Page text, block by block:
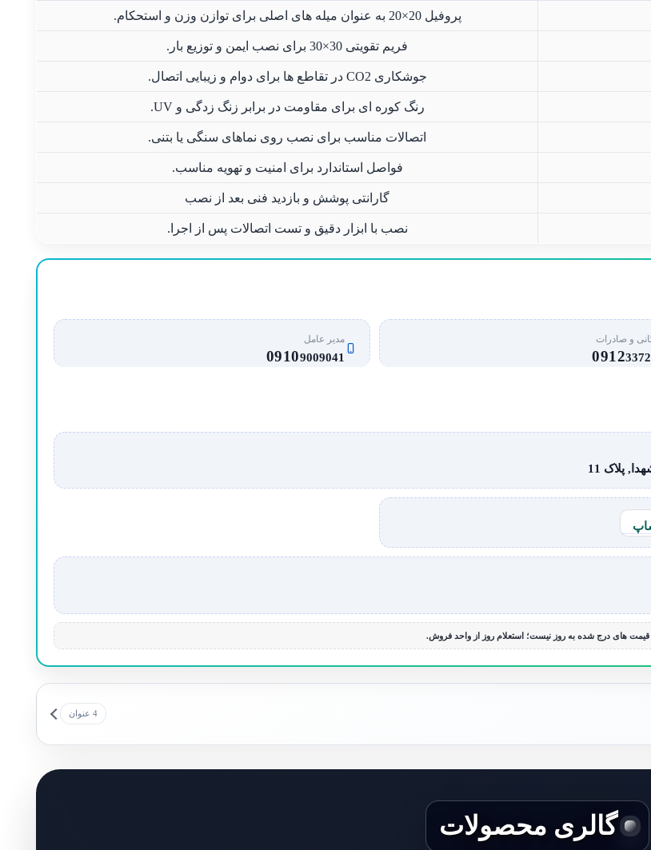
پروفیل 20×20 به عنوان میله های اصلی برای توازن وزن و استحکام.
فریم تقویتی 30×30 برای نصب ایمن و توزیع بار.
جوشکاری CO2 در تقاطع ها برای دوام و زیبایی اتصال.
رنگ کوره ای برای مقاومت در برابر زنگ زدگی و UV.
اتصالات مناسب برای نصب روی نماهای سنگی یا بتنی.
فواصل استاندارد برای امنیت و تهویه مناسب.
گارانتی پوشش و بازدید فنی بعد از نصب
نصب با ابزار دقیق و تست اتصالات پس از اجرا.
و صادرات
0912
مدیر عامل
09109009041
پلاک 11
قیمت های درج شده به روز نیست؛ استعلام روز از واحد فروش.
4 عنوان
گالری محصولات